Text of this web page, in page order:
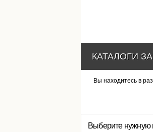
Вы находитесь в
Выберите нужную
КАТАЛОГИ